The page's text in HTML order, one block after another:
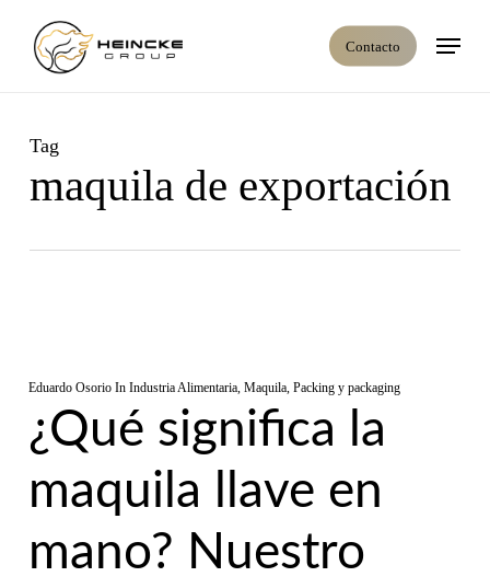
Contacto
Menú
Tag
maquila de exportación
Eduardo Osorio In Industria Alimentaria, Maquila, Packing y packaging
¿Qué significa la
maquila llave en
mano? Nuestro